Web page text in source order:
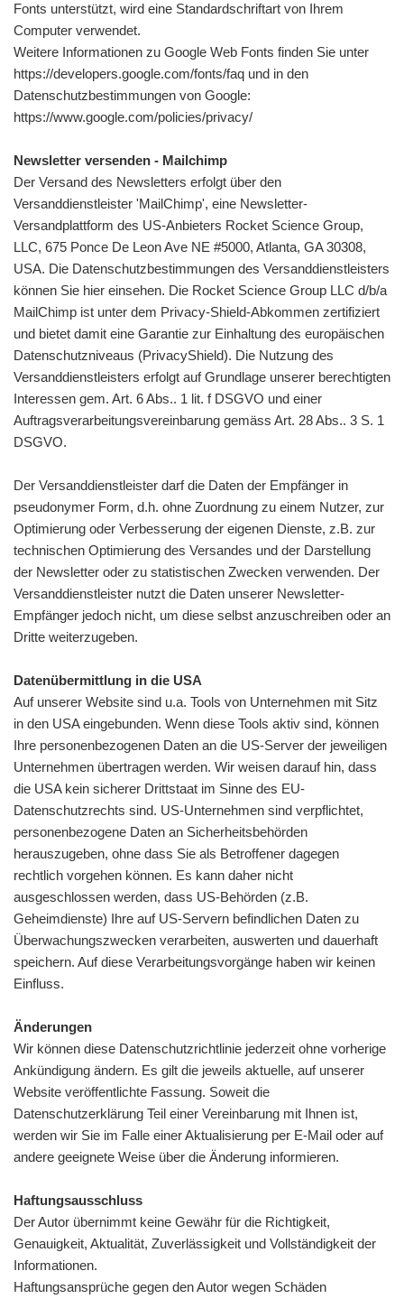
Fonts unterstützt, wird eine Standardschriftart von Ihrem
Computer verwendet.
Weitere Informationen zu Google Web Fonts finden Sie unter
https://developers.google.com/fonts/faq und in den
Datenschutzbestimmungen von Google:
https://www.google.com/policies/privacy/
Newsletter versenden - Mailchimp
Der Versand des Newsletters erfolgt über den
Versanddienstleister 'MailChimp', eine Newsletter-
Versandplattform des US-Anbieters Rocket Science Group,
LLC, 675 Ponce De Leon Ave NE #5000, Atlanta, GA 30308,
USA. Die Datenschutzbestimmungen des Versanddienstleisters
können Sie hier einsehen. Die Rocket Science Group LLC d/b/a
MailChimp ist unter dem Privacy-Shield-Abkommen zertifiziert
und bietet damit eine Garantie zur Einhaltung des europäischen
Datenschutzniveaus (PrivacyShield). Die Nutzung des
Versanddienstleisters erfolgt auf Grundlage unserer berechtigten
Interessen gem. Art. 6 Abs.. 1 lit. f DSGVO und einer
Auftragsverarbeitungsvereinbarung gemäss Art. 28 Abs.. 3 S. 1
DSGVO.
Der Versanddienstleister darf die Daten der Empfänger in
pseudonymer Form, d.h. ohne Zuordnung zu einem Nutzer, zur
Optimierung oder Verbesserung der eigenen Dienste, z.B. zur
technischen Optimierung des Versandes und der Darstellung
der Newsletter oder zu statistischen Zwecken verwenden. Der
Versanddienstleister nutzt die Daten unserer Newsletter-
Empfänger jedoch nicht, um diese selbst anzuschreiben oder an
Dritte weiterzugeben.
Datenübermittlung in die USA
Auf unserer Website sind u.a. Tools von Unternehmen mit Sitz
in den USA eingebunden. Wenn diese Tools aktiv sind, können
Ihre personenbezogenen Daten an die US-Server der jeweiligen
Unternehmen übertragen werden. Wir weisen darauf hin, dass
die USA kein sicherer Drittstaat im Sinne des EU-
Datenschutzrechts sind. US-Unternehmen sind verpflichtet,
personenbezogene Daten an Sicherheitsbehörden
herauszugeben, ohne dass Sie als Betroffener dagegen
rechtlich vorgehen können. Es kann daher nicht
ausgeschlossen werden, dass US-Behörden (z.B.
Geheimdienste) Ihre auf US-Servern befindlichen Daten zu
Überwachungszwecken verarbeiten, auswerten und dauerhaft
speichern. Auf diese Verarbeitungsvorgänge haben wir keinen
Einfluss.
Änderungen
Wir können diese Datenschutzrichtlinie jederzeit ohne vorherige
Ankündigung ändern. Es gilt die jeweils aktuelle, auf unserer
Website veröffentlichte Fassung. Soweit die
Datenschutzerklärung Teil einer Vereinbarung mit Ihnen ist,
werden wir Sie im Falle einer Aktualisierung per E-Mail oder auf
andere geeignete Weise über die Änderung informieren.
Haftungsausschluss
Der Autor übernimmt keine Gewähr für die Richtigkeit,
Genauigkeit, Aktualität, Zuverlässigkeit und Vollständigkeit der
Informationen.
Haftungsansprüche gegen den Autor wegen Schäden